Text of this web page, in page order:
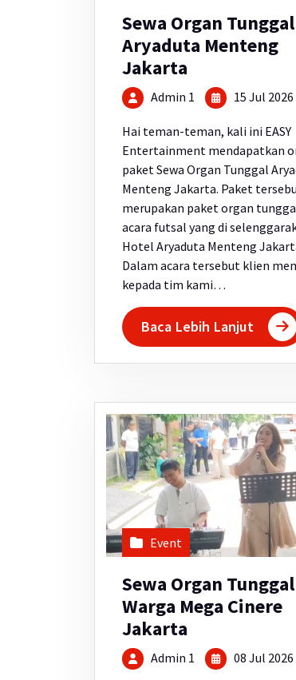
Sewa Organ Tunggal
Aryaduta Menteng
Jakarta
Admin 1 15 Jul 2026
Hai teman-teman, kali ini EASY
Entertainment mendapatkan
paket Sewa Organ Tunggal
Menteng Jakarta. Paket
merupakan paket organ
acara futsal yang di
Hotel Aryaduta Menteng
Dalam acara tersebut klien
kepada tim kami…
Baca Lebih Lanjut
Event
Sewa Organ Tunggal
Warga Mega Cinere
Jakarta
Admin 1 08 Jul 2026